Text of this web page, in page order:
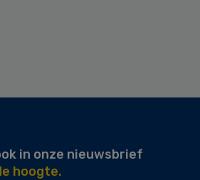
in onze nieuwsbrief
hoogte.